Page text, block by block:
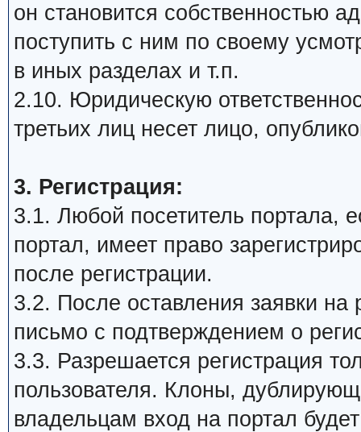
он становится собственностью
поступить с ним по своему
в иных разделах и т.п.
2.10. Юридическую
третьих лиц несет лицо,
3. Регистрация:
3.1. Любой посетитель портала,
портал, имеет право
после регистрации.
3.2. После оставления заявки на
письмо с подтверждением о
3.3. Разрешается регистрация
пользователя. Клоны,
владельцам вход на портал